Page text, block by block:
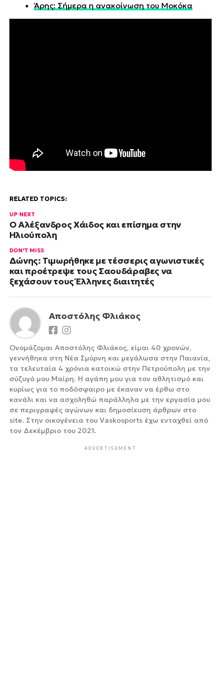
Άρης: Σήμερα η ανακοίνωση του Μοκόκα
RELATED TOPICS:
UP NEXT
Ο Αλέξανδρος Χάιδος και επίσημα στην
Ηλιούπολη
DON'T MISS
Δώνης: Τιμωρήθηκε με τέσσερις αγωνιστικές
και προέτρεψε τους Σαουδάραβες να
ξεχάσουν τους Έλληνες διαιτητές
Αποστόλης Φλιάκος
Ονομάζομαι Αποστόλης Φλιάκος, είμαι 40 χρονών,
γεννήθηκα στη Νέα Σμύρνη και μεγάλωσα στην Παιανία,
τα τελευταία 4 χρόνια κατοικώ στην Πετρούπολη με την
σύζυγό μου Μαίρη. Η αγάπη μου για τον αθλητισμό και
κυρίως για το ποδόσφαιρο με έκαναν να έρθω στο
κανάλι και να ασχοληθώ παράλληλα με την εργασία μου
σε περιγραφές αγώνων και δημοσίευση άρθρων στο
site. Στην οικογένεια του Vaskosports έχω ενταχθεί από
τον Δεκέμβριο του 2021.
ADVERTISEMENT